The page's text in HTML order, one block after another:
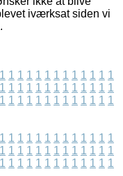
iværksat siden vi
1 1 1 1 1 1 1 1 1 1 1 1 1
1 1 1 1 1 1 1 1 1 1 1 1 1
1 1 1 1 1 1 1 1 1 1 1 1 1
1 1 1 1 1 1 1 1 1 1 1 1 1
1 1 1 1 1 1 1 1 1 1 1 1 1
1 1 1 1 1 1 1 1 1 1 1 1 1